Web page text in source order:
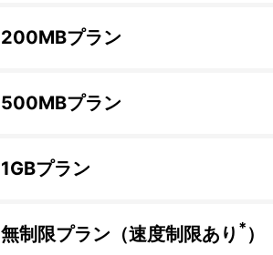
200MBプラン
500MBプラン
1GBプラン
無制限プラン（速度制限あり * ）